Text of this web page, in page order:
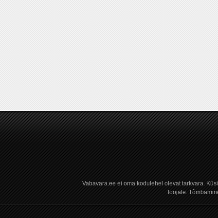
Vabavara.ee ei oma kodulehel olevat tarkvara.
loojale.